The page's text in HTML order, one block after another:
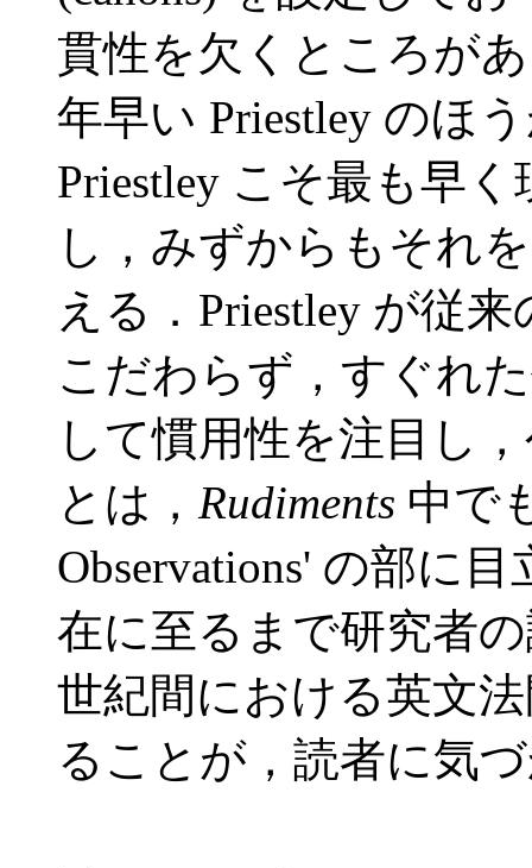
貫性を欠くところが
年早い Priestley のほ
Priestley こそ最も早
し，みずからもそれ
える．Priestley が従
こだわらず，すぐれ
して慣用性を注目し
とは， Rudiments 中で
Observations' の部に
在に至るまで研究者
世紀間における英文
ることが，読者に気